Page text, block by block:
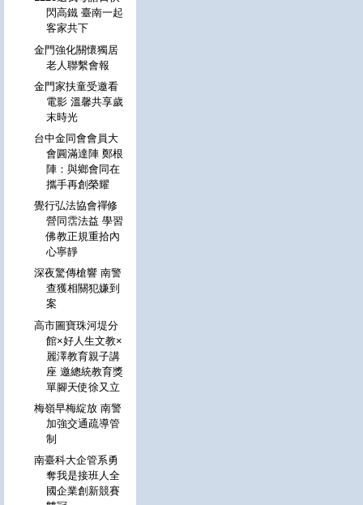
閃高鐵 臺南一起
客家共下
金門強化關懷獨居
老人聯繫會報
金門家扶童受邀看
電影 溫馨共享歲
末時光
台中金同會會員大
會圓滿達陣 鄭根
陣：與鄉會同在
攜手再創榮耀
覺行弘法協會禪修
營同霑法益 學習
佛教正規重拾內
心寧靜
深夜驚傳槍響 南警
查獲相關犯嫌到
案
高市圖寶珠河堤分
館×好人生文教×
麗澤教育親子講
座 邀總統教育獎
單腳天使徐又立
梅嶺早梅綻放 南警
加強交通疏導管
制
南臺科大企管系勇
奪我是接班人全
國企業創新競賽